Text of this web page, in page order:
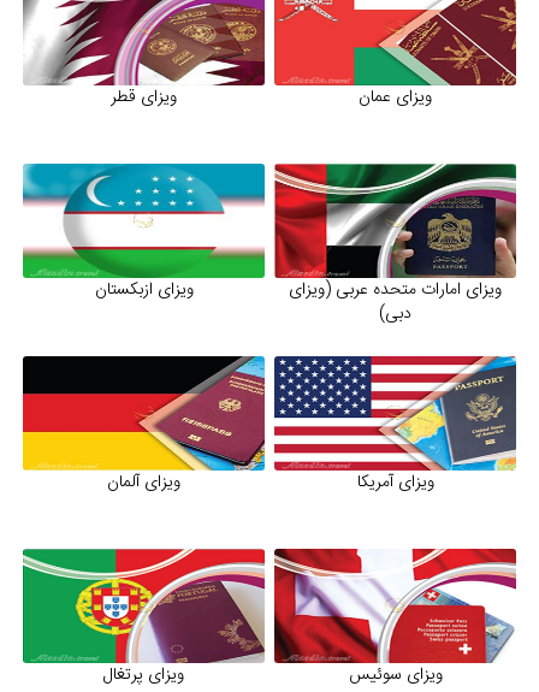
را در جریان روند ویزا قرار دهند و کار را با تکمیل مدارک و فرم های سفارت
آغاز کنند و پس از آن در خصوص انگشت نگاری و مصاحبه شما را آگاه
خواهند ساخت تا شما به راحتی مراحل ویزا را برای هر کشوری که
در سایت ما ویزای همه کشورها معرفی شده است، ویزای کانادا، ویزای
انگلستان، ویزای آمریکا، ویزای فرانسه، ویزای آلمان ، ویزای سوئیس ، ویزای
اسپانیا، ویزای پرتغال، ویزای ایتالیا، ویزای هلند، ویزای اتریش، ویزای
دانمارک، ویزای بلژیک، ویزای فنلاند، ویزای سوئد، ویزای چین، ویزای
بلغارستان، ویزای ازبکستان، ویزای دبی، ویزای عراق، ویزای آذربایجان، ویزای
ویزای برزیل، ویزای مکزیک، ویزای آفریقای جنوبی و ...
در علاءالدین تراول ، یک تیم 70 نفره حرفه ای به عنوان پشتیبان خدمات
گردشگری و اخذ ویزا در خدمت شما خواهند بود تا حرفه ای ترین روند اخذ
ویزا برای شما انجام شود. با درود امیرحسین جعفری
ویزای عمان ویزای قطر
ویزای امارات متحده عربی (ویزای
دبی)
ویزای ازبکستان
ویزای آمریکا ویزای آلمان
ویزای سوئیس ویزای پرتغال